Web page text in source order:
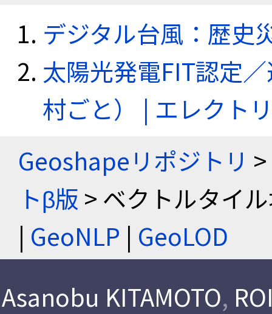
デジタル台風：歴史
太陽光発電FIT認定
村ごと） | エレクト
Geoshapeリポジトリ >
トβ版 > ベクトルタイ
| GeoNLP | GeoLOD
Asanobu KITAMOTO,